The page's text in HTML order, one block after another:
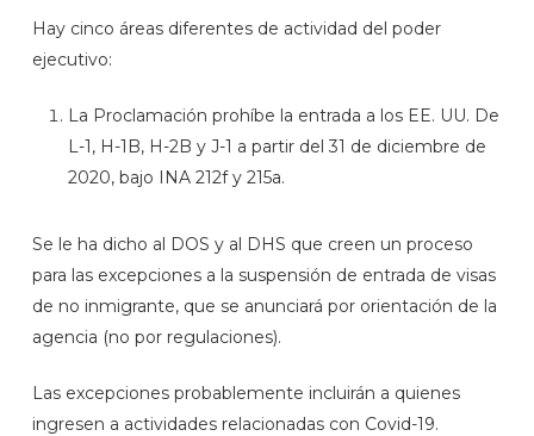
Hay cinco áreas diferentes de actividad del poder
ejecutivo:
La Proclamación prohíbe la entrada a los EE. UU. De
L-1, H-1B, H-2B y J-1 a partir del 31 de diciembre de
2020, bajo INA 212f y 215a.
Se le ha dicho al DOS y al DHS que creen un proceso
para las excepciones a la suspensión de entrada de visas
de no inmigrante, que se anunciará por orientación de la
agencia (no por regulaciones).
Las excepciones probablemente incluirán a quienes
ingresen a actividades relacionadas con Covid-19.